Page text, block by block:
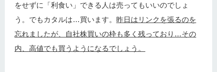
をせずに「利食い」できる人は売ってもいいのでしょ
う。でもカタルは…買います。 昨日はリンクを張るのを
忘れましたが、自社株買いの枠も多く残っており…その
内、高値でも買うようになるでしょう。